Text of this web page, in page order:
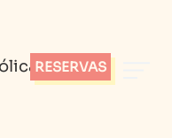
RESERVAS